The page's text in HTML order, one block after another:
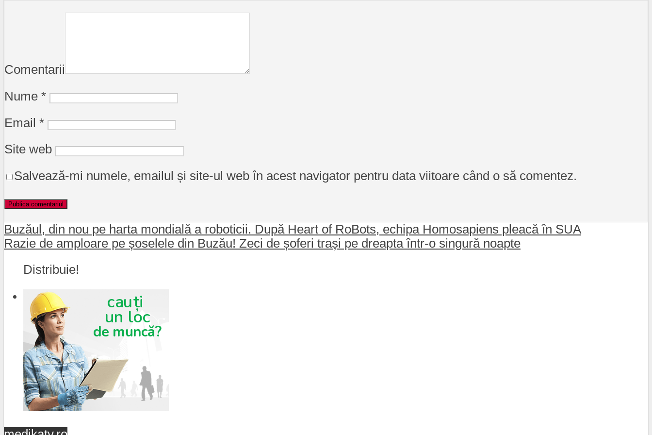
Comentarii
Nume *
Email *
Site web
Salvează-mi numele, emailul și site-ul web în acest navigator pentru data viitoare când o să comentez.
Buzăul, din nou pe harta mondială a roboticii. După Heart of RoBots, echipa Homosapiens pleacă în SUA
Razie de amploare pe șoselele din Buzău! Zeci de șoferi trași pe dreapta într-o singură noapte
Distribuie!